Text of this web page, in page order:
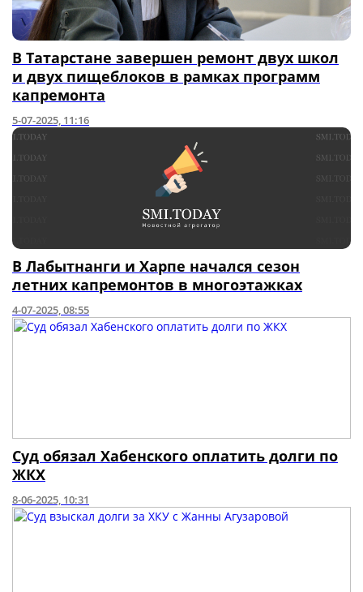
В Татарстане завершен ремонт двух школ
и двух пищеблоков в рамках программ
капремонта
5-07-2025, 11:16
В Лабытнанги и Харпе начался сезон
летних капремонтов в многоэтажках
4-07-2025, 08:55
Суд обязал Хабенского оплатить долги по
ЖКХ
8-06-2025, 10:31